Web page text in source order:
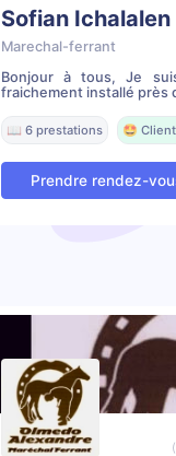
Sofian Ichalalen
Marechal-ferrant
Bonjour à tous, Je
fraichement installé près
📖 6 prestations 🤩
Prendre rendez-